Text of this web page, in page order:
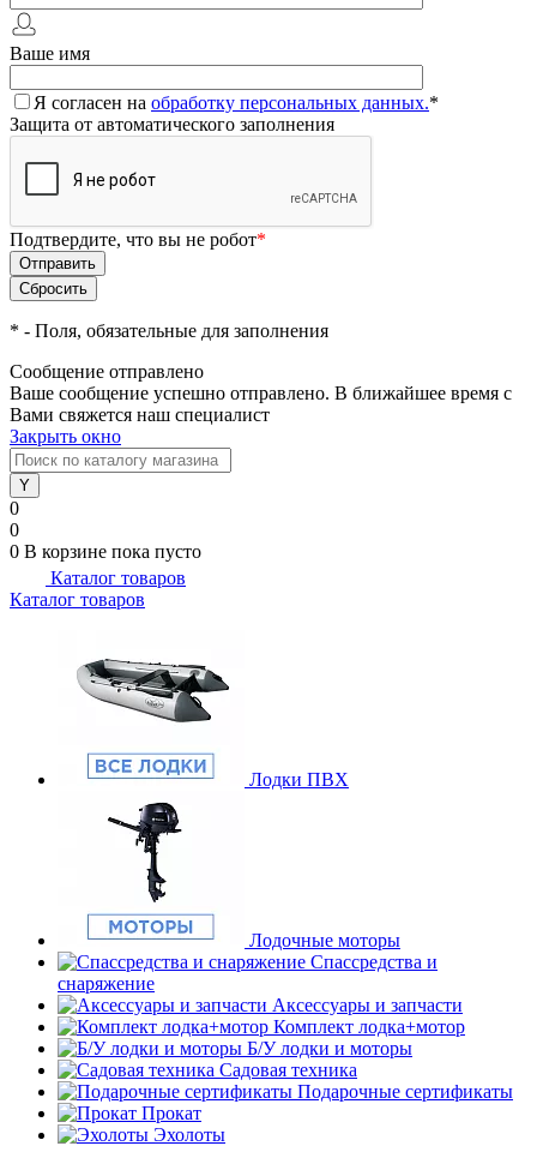
Ваше имя
Я согласен на обработку персональных данных.*
Защита от автоматического заполнения
Подтвердите, что вы не робот*
* - Поля, обязательные для заполнения
Сообщение отправлено
Ваше сообщение успешно отправлено. В ближайшее время с
Вами свяжется наш специалист
Закрыть окно
0
0
0 В корзине пока пусто
Каталог товаров
Каталог товаров
Лодки ПВХ
Лодочные моторы
Спассредства и
снаряжение
Аксессуары и запчасти
Комплект лодка+мотор
Б/У лодки и моторы
Садовая техника
Подарочные сертификаты
Прокат
Эхолоты